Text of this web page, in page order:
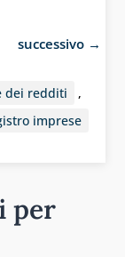
successivo →
dei redditi
,
imprese
per